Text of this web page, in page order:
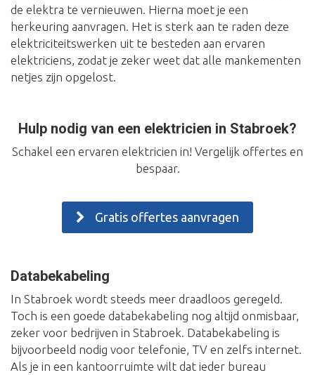
de elektra te vernieuwen. Hierna moet je een
herkeuring aanvragen. Het is sterk aan te raden deze
elektriciteitswerken uit te besteden aan ervaren
elektriciens, zodat je zeker weet dat alle mankementen
netjes zijn opgelost.
Hulp nodig van een elektricien in Stabroek?
Schakel een ervaren elektricien in! Vergelijk offertes en
bespaar.
Gratis offertes aanvragen
Databekabeling
In Stabroek wordt steeds meer draadloos geregeld.
Toch is een goede databekabeling nog altijd onmisbaar,
zeker voor bedrijven in Stabroek. Databekabeling is
bijvoorbeeld nodig voor telefonie, TV en zelfs internet.
Als je in een kantoorruimte wilt dat ieder bureau